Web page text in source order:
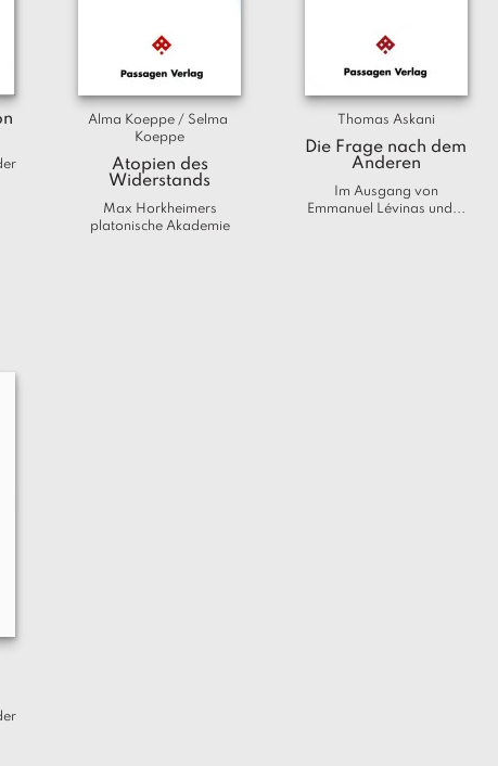
Alma Koeppe / Selma
Koeppe
Atopien des
Widerstands
Max Horkheimers
platonische Akademie
Thomas Askani
Die Frage nach dem
Anderen
Im Ausgang von
Emmanuel Lévinas und...